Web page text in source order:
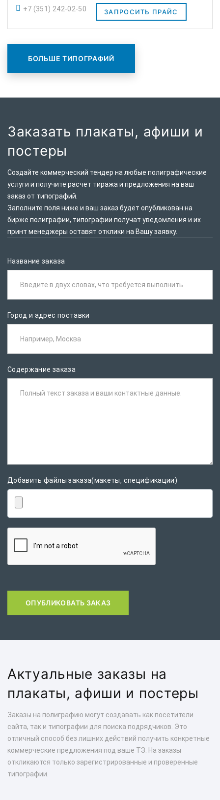
+7 (351) 242-02-50 ЗАПРОСИТЬ ПРАЙС
БОЛЬШЕ ТИПОГРАФИЙ
Заказать плакаты, афиши и
постеры
Создайте коммерческий тендер на любые полиграфические
услуги и получите расчет тиража и предложения на ваш
заказ от типографий.
Заполните поля ниже и ваш заказ будет опубликован на
бирже полиграфии, типографии получат уведомления и их
принт менеджеры оставят отклики на Вашу заявку.
Название заказа
Введите в двух словах, что требуется выполнить
Город и адрес поставки
Например, Москва
Содержание заказа
Полный текст заказа и ваши контактные данные.
Добавить файлы заказа(макеты, спецификации)
ОПУБЛИКОВАТЬ ЗАКАЗ
Актуальные заказы на
плакаты, афиши и постеры
Заказы на полиграфию могут создавать как посетители
сайта, так и типографии для поиска подрядчиков. Это
отличный способ без лишних действий получить конкретные
коммерческие предложения под ваше ТЗ. На заказы
откликаются только зарегистрированные и проверенные
типографии.